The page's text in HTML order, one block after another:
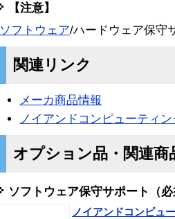
【注意】
ソフトウェア/ハードウェア保守
関連リンク
メーカ商品情報
ノイアンドコンピューティ
オプション品・関連商
ソフトウェア保守サポート（
ノイアンドコンピュ